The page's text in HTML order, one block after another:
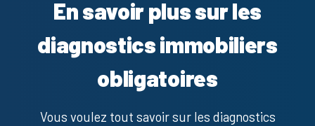
En savoir plus sur les
diagnostics immobiliers
obligatoires
Vous voulez tout savoir sur les diagnostics